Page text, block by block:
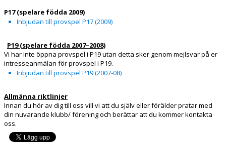
P17 (spelare födda 2009)
Inbjudan till provspel P17 (2009)
P19 (spelare födda 2007–2008)
Vi har inte öppna provspel i P19 utan detta sker genom mejlsvar på er
intresseanmälan för provspel i P19.
Inbjudan till provspel P19 (2007-08)
Allmänna riktlinjer
Innan du hör av dig till oss vill vi att du själv eller förälder pratar med
din nuvarande klubb/ förening och berättar att du kommer kontakta
oss.